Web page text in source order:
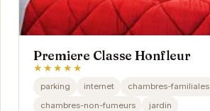
Premiere Classe Honfleur
★★★★★
parking internet
chambres-familiales
chambres-non-fumeurs
jardin